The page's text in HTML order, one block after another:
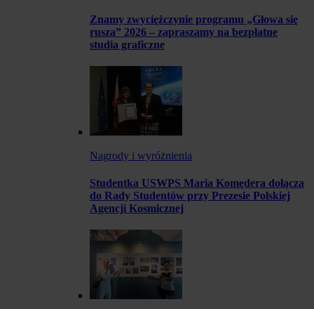
Znamy zwyciężczynie programu „Głowa się
rusza” 2026 – zapraszamy na bezpłatne
studia graficzne
Nagrody i wyróżnienia
Studentka USWPS Maria Komędera dołącza
do Rady Studentów przy Prezesie Polskiej
Agencji Kosmicznej